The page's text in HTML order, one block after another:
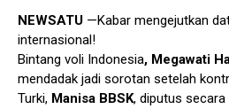
NEWSATU —Kabar mengejutkan
internasional!
Bintang voli Indonesia, Megawati
mendadak jadi sorotan setelah
Turki, Manisa BBSK, diputus secara